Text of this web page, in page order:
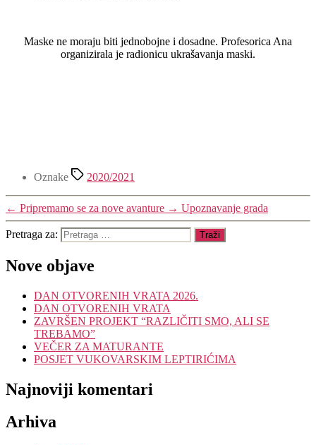
Maske ne moraju biti jednobojne i dosadne. Profesorica Ana
organizirala je radionicu ukrašavanja maski.
Oznake 2020/2021
← Pripremamo se za nove avanture → Upoznavanje grada
Pretraga za:
Nove objave
DAN OTVORENIH VRATA 2026.
DAN OTVORENIH VRATA
ZAVRŠEN PROJEKT “RAZLIČITI SMO, ALI SE
TREBAMO”
VEČER ZA MATURANTE
POSJET VUKOVARSKIM LEPTIRIĆIMA
Najnoviji komentari
Arhiva